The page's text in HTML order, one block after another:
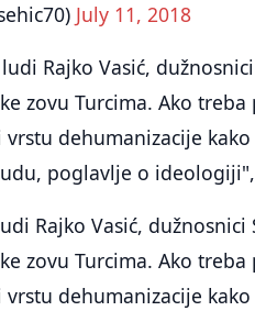
July 11, 2018
Rajko Vasić,
zovu Turcima. Ako
dehumanizacije
poglavlje o
Rajko Vasić, dužnosnici
zovu Turcima. Ako
dehumanizacije